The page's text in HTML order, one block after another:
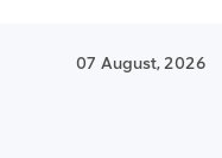
07 August, 2026